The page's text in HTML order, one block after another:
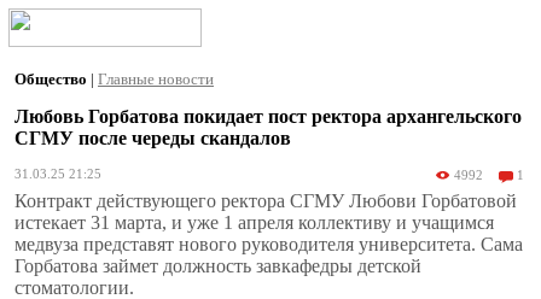
Общество | Главные новости
Любовь Горбатова покидает пост ректора архангельского
СГМУ после череды скандалов
31.03.25 21:25 4992 1
Контракт действующего ректора СГМУ Любови Горбатовой
истекает 31 марта, и уже 1 апреля коллективу и учащимся
медвуза представят нового руководителя университета. Сама
Горбатова займет должность завкафедры детской
стоматологии.